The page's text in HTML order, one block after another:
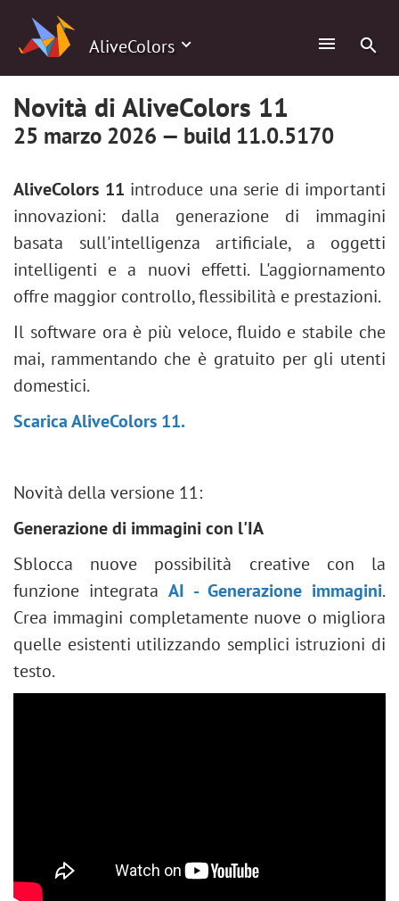
AliveColors
Novità di AliveColors 11
25 marzo 2026 — build 11.0.5170
AliveColors 11 introduce una serie di importanti
innovazioni: dalla generazione di immagini
basata sull'intelligenza artificiale, a oggetti
intelligenti e a nuovi effetti. L'aggiornamento
offre maggior controllo, flessibilità e prestazioni.
Il software ora è più veloce, fluido e stabile che
mai, rammentando che è gratuito per gli utenti
domestici.
Scarica AliveColors 11.
Novità della versione 11:
Generazione di immagini con l'IA
Sblocca nuove possibilità creative con la
funzione integrata AI - Generazione immagini.
Crea immagini completamente nuove o migliora
quelle esistenti utilizzando semplici istruzioni di
testo.